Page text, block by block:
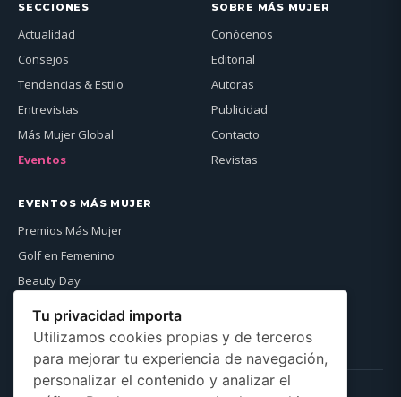
SECCIONES
Actualidad
Consejos
Tendencias & Estilo
Entrevistas
Más Mujer Global
Eventos
SOBRE MÁS MUJER
Conócenos
Editorial
Autoras
Publicidad
Contacto
Revistas
EVENTOS MÁS MUJER
Premios Más Mujer
Golf en Femenino
Beauty Day
Ver agenda →
NEWSLETTER
Tu privacidad importa
Utilizamos cookies propias y de terceros
para mejorar tu experiencia de navegación,
personalizar el contenido y analizar el